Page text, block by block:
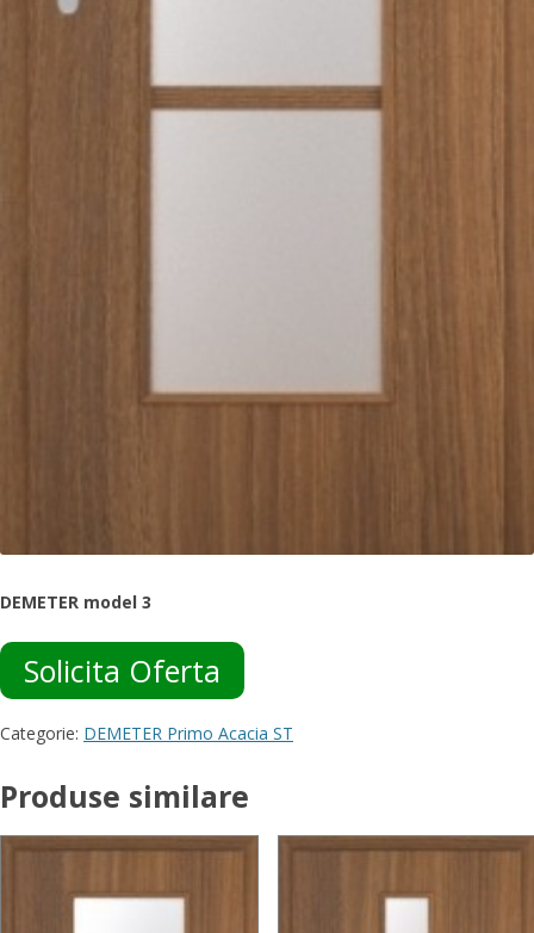
DEMETER model 3
Solicita Oferta
Categorie: DEMETER Primo Acacia ST
Produse similare